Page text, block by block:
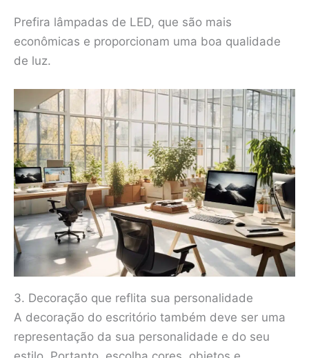
Prefira lâmpadas de LED, que são mais
econômicas e proporcionam uma boa qualidade
de luz.
3. Decoração que reflita sua personalidade
A decoração do escritório também deve ser uma
representação da sua personalidade e do seu